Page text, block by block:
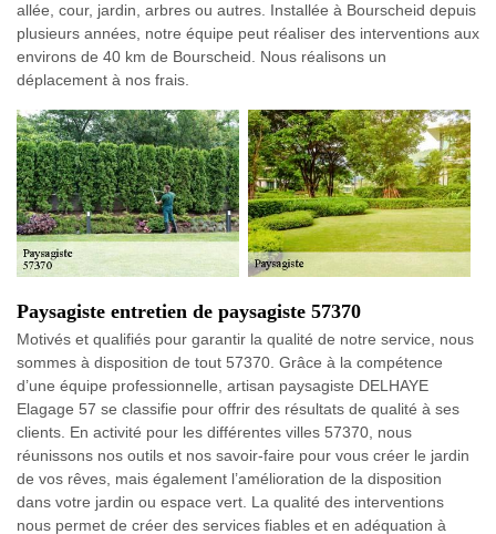
allée, cour, jardin, arbres ou autres. Installée à Bourscheid depuis
plusieurs années, notre équipe peut réaliser des interventions aux
environs de 40 km de Bourscheid. Nous réalisons un
déplacement à nos frais.
Paysagiste entretien de paysagiste 57370
Motivés et qualifiés pour garantir la qualité de notre service, nous
sommes à disposition de tout 57370. Grâce à la compétence
d’une équipe professionnelle, artisan paysagiste DELHAYE
Elagage 57 se classifie pour offrir des résultats de qualité à ses
clients. En activité pour les différentes villes 57370, nous
réunissons nos outils et nos savoir-faire pour vous créer le jardin
de vos rêves, mais également l’amélioration de la disposition
dans votre jardin ou espace vert. La qualité des interventions
nous permet de créer des services fiables et en adéquation à